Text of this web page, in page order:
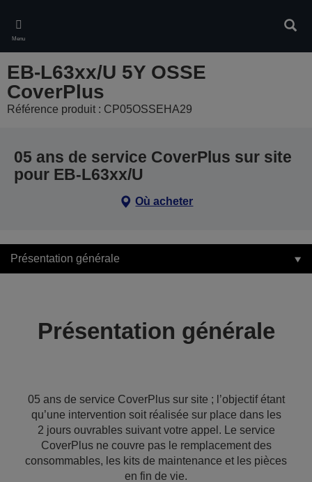
main
content
Menu
EB-L63xx/U 5Y OSSE
CoverPlus
Référence produit : CP05OSSEHA29
05 ans de service CoverPlus sur site
pour EB-L63xx/U
Où acheter
Présentation générale
Présentation générale
05 ans de service CoverPlus sur site ; l’objectif étant
qu’une intervention soit réalisée sur place dans les
2 jours ouvrables suivant votre appel. Le service
CoverPlus ne couvre pas le remplacement des
consommables, les kits de maintenance et les pièces
en fin de vie.